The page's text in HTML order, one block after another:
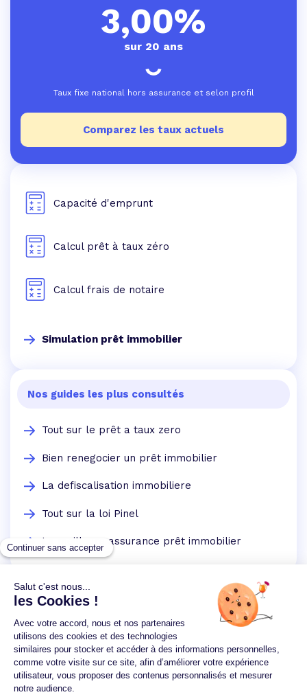
3,00%
sur 20 ans
Taux fixe national hors assurance et selon profil
Comparez les taux actuels
Capacité d'emprunt
Calcul prêt à taux zéro
Calcul frais de notaire
Simulation prêt immobilier
Nos guides les plus consultés
Tout sur le prêt a taux zero
Bien renegocier un prêt immobilier
La defiscalisation immobiliere
Tout sur la loi Pinel
La meilleure assurance prêt immobilier
Un crédit vous engage et doit être remboursé.
Vérifiez vos capacités de remboursement avant de
vous engager.